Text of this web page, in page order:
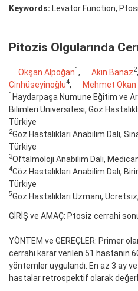
Keywords: Levator Function,
Pitozis Olgularında
Okşan Alpoğan1 , Akın Banaz2,
Cinhüseyinoğlu4, Mehmet Okan
1 Haydarpaşa Numune Eğitim ve
Bilimleri Üniversitesi, Göz
Türkiye
2Göz Hastalıkları Anabilim Dalı,
Türkiye
3Oftalmoloji Anabilim Dalı,
4Göz Hastalıkları Anabilim Dalı,
Türkiye
5Göz Hastalıkları Uzmanı,
GİRİŞ ve AMAÇ: Ptosiz cerrahi
YÖNTEM ve GEREÇLER: Primer
cerrahi karar verilen 51 hastanın
yöntemler uygulandı. En az 3 ay
hastalar retrospektif olarak